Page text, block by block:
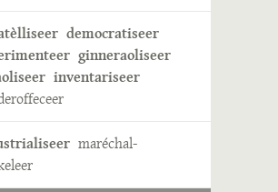
democratiseer
ginneraoliseer
inventariseer
maréchal-